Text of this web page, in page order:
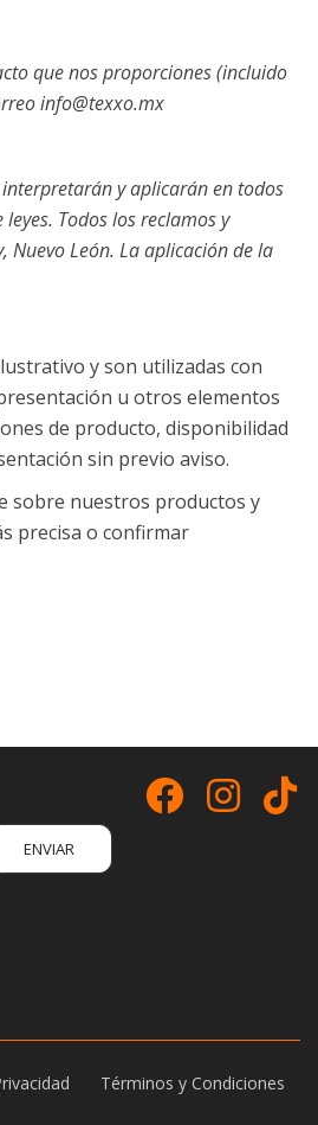
que nos proporciones (incluido
info@texxo.mx
y aplicarán en todos
Todos los reclamos y
León. La aplicación de la
y son utilizadas con
u otros elementos
de producto, disponibilidad
sin previo aviso.
sobre nuestros productos y
precisa o confirmar
Términos y Condiciones